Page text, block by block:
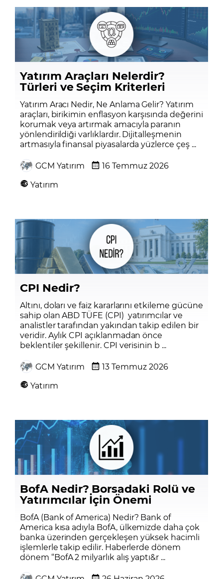
Yatırım Araçları Nelerdir?
Türleri ve Seçim Kriterleri
Yatırım Aracı Nedir, Ne Anlama Gelir? Yatırım
araçları, birikimin enflasyon karşısında değerini
korumak veya artırmak amacıyla paranın
yönlendirildiği varlıklardır. Dijitalleşmenin
artmasıyla finansal piyasalarda yüzlerce çeş ...
GCM Yatırım
16 Temmuz 2026
Yatırım
CPI Nedir?
Altını, doları ve faiz kararlarını etkileme gücüne
sahip olan ABD TÜFE (CPI) yatırımcılar ve
analistler tarafından yakından takip edilen bir
veridir. Aylık CPI açıklanmadan önce
beklentiler şekillenir. CPI verisinin b ...
GCM Yatırım
13 Temmuz 2026
Yatırım
BofA Nedir? Borsadaki Rolü ve
Yatırımcılar İçin Önemi
BofA (Bank of America) Nedir? Bank of
America kısa adıyla BofA, ülkemizde daha çok
banka üzerinden gerçekleşen yüksek hacimli
işlemlerle takip edilir. Haberlerde dönem
dönem “BofA 2 milyarlık alış yaptı&r ...